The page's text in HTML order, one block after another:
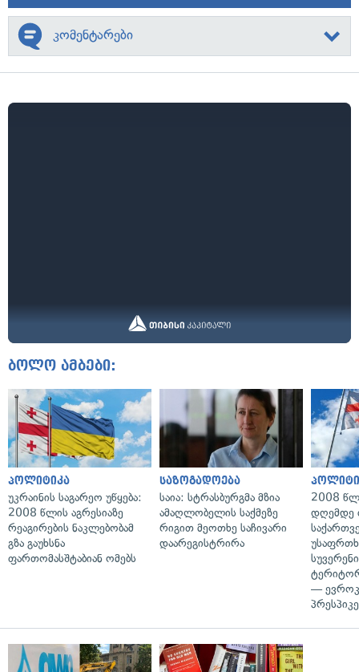
კომენტარები
ბოლო ამბები:
პოლიტიკა
უკრაინის საგარეო უწყება:
2008 წლის აგრესიაზე
რეაგირების ნაკლებობამ
გზა გაუხსნა
ფართომასშტაბიან ომებს
საზოგადოება
საია: სტრასბურგმა მზია
ამაღლობელის საქმეზე
რიგით მეოთხე საჩივარი
დაარეგისტრირა
2008
დღემდე
—